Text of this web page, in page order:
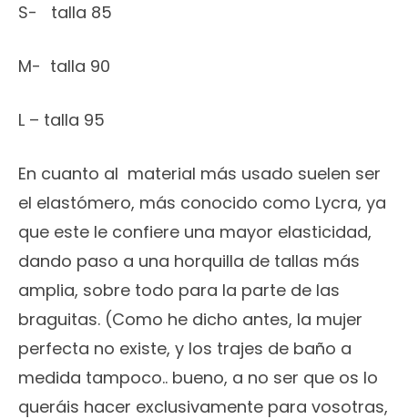
S- talla 85
M- talla 90
L – talla 95
En cuanto al material más usado suelen ser
el elastómero, más conocido como Lycra, ya
que este le confiere una mayor elasticidad,
dando paso a una horquilla de tallas más
amplia, sobre todo para la parte de las
braguitas. (Como he dicho antes, la mujer
perfecta no existe, y los trajes de baño a
medida tampoco.. bueno, a no ser que os lo
queráis hacer exclusivamente para vosotras,